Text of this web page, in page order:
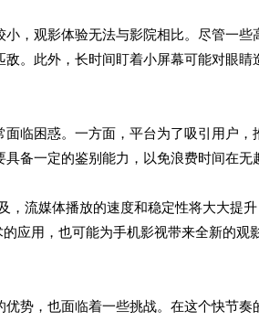
，观影体验无法与影院相比。尽管一些
。此外，长时间盯着小屏幕可能对眼睛
临困惑。一方面，平台为了吸引用户，
备一定的鉴别能力，以免浪费时间在无
流媒体播放的速度和稳定性将大大提
应用，也可能为手机影视带来全新的观
势，也面临着一些挑战。在这个快节奏